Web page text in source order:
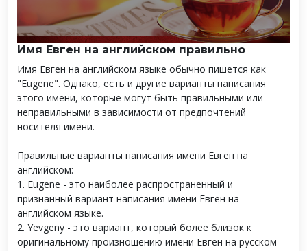
Имя Евген на английском правильно
Имя Евген на английском языке обычно пишется как
"Eugene". Однако, есть и другие варианты написания
этого имени, которые могут быть правильными или
неправильными в зависимости от предпочтений
носителя имени.
Правильные варианты написания имени Евген на
английском:
1. Eugene - это наиболее распространенный и
признанный вариант написания имени Евген на
английском языке.
2. Yevgeny - это вариант, который более близок к
оригинальному произношению имени Евген на русском